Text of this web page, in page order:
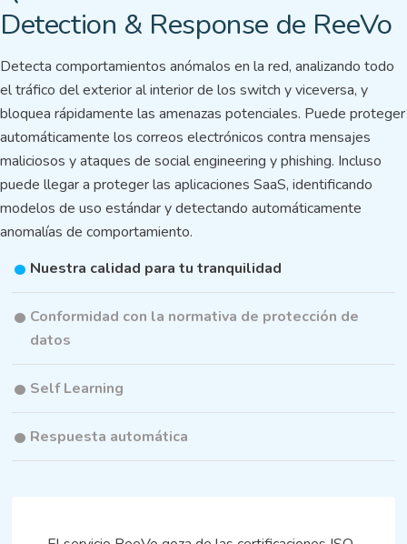
Detection & Response de ReeVo
Detecta comportamientos anómalos en la red, analizando todo
el tráfico del exterior al interior de los switch y viceversa, y
bloquea rápidamente las amenazas potenciales. Puede proteger
automáticamente los correos electrónicos contra mensajes
maliciosos y ataques de social engineering y phishing. Incluso
puede llegar a proteger las aplicaciones SaaS, identificando
modelos de uso estándar y detectando automáticamente
anomalías de comportamiento.
Nuestra calidad para tu tranquilidad
Conformidad con la normativa de protección de
datos
Self Learning
Respuesta automática